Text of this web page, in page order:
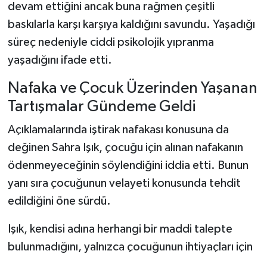
devam ettiğini ancak buna rağmen çeşitli
baskılarla karşı karşıya kaldığını savundu. Yaşadığı
süreç nedeniyle ciddi psikolojik yıpranma
yaşadığını ifade etti.
Nafaka ve Çocuk Üzerinden Yaşanan
Tartışmalar Gündeme Geldi
Açıklamalarında iştirak nafakası konusuna da
değinen Sahra Işık, çocuğu için alınan nafakanın
ödenmeyeceğinin söylendiğini iddia etti. Bunun
yanı sıra çocuğunun velayeti konusunda tehdit
edildiğini öne sürdü.
Işık, kendisi adına herhangi bir maddi talepte
bulunmadığını, yalnızca çocuğunun ihtiyaçları için